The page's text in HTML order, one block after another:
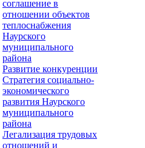
соглашение в
отношении объектов
теплоснабжения
Наурского
муниципального
района
Развитие конкуренции
Стратегия социально-
экономического
развития Наурского
муниципального
района
Легализация трудовых
отношений и